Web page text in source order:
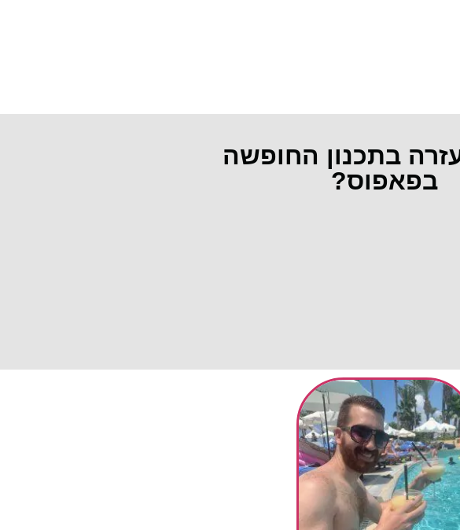
בתכנון החופשה
בפאפוס?